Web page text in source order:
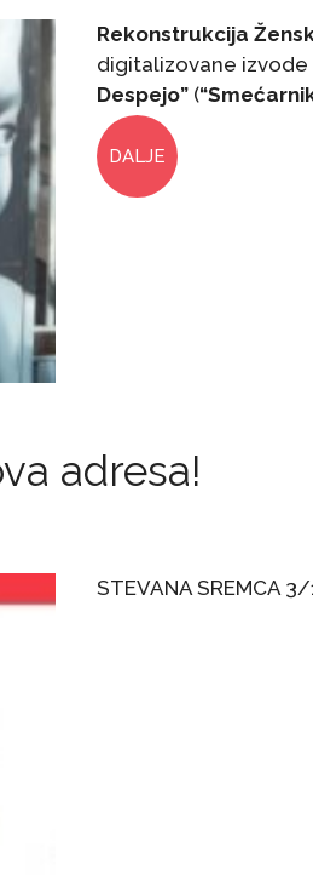
Rekonstrukcija
digitalizovane izvode
Despejo” (
DALJE
adresa!
STEVANA SREMCA 3/